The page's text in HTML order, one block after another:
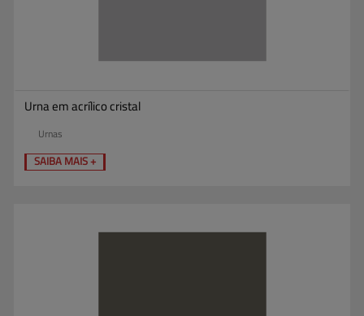
Urna em acrílico cristal
Urnas
SAIBA MAIS +